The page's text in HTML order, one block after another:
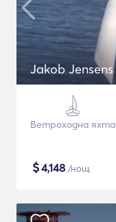
Jakob
Ветроходна яхта
$4,148 /нощ